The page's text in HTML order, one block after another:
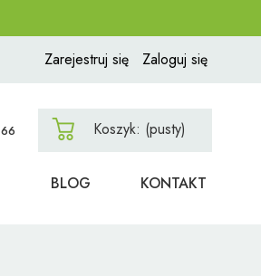
Zarejestruj się
Zaloguj się
Koszyk: (pusty)
BLOG KONTAKT